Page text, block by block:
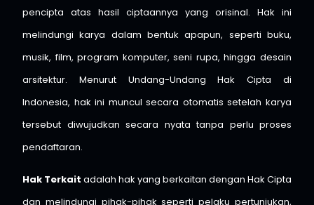
pencipta atas hasil ciptaannya yang orisinal. Hak ini
melindungi karya dalam bentuk apapun, seperti buku,
musik, film, program komputer, seni rupa, hingga desain
arsitektur. Menurut Undang-Undang Hak Cipta di
Indonesia, hak ini muncul secara otomatis setelah karya
tersebut diwujudkan secara nyata tanpa perlu proses
pendaftaran.
Hak Terkait adalah hak yang berkaitan dengan Hak Cipta
dan melindungi pihak-pihak seperti pelaku pertunjukan,